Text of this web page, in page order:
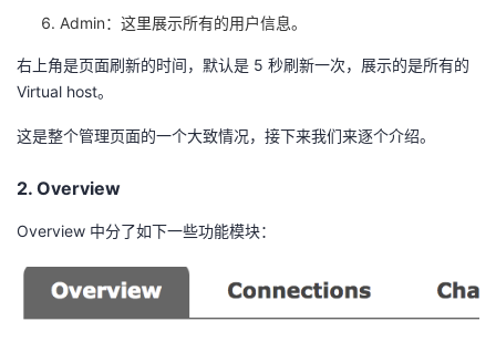
课
程
的
认
证
我
的
实
验
我
的
收
藏
术
支
持
云
声
建
议
Admin：这里展示所有的用户信息。
右上角是页面刷新的时间，默认是 5 秒刷新一次，展示的是所有的
Virtual host。
这是整个管理页面的一个大致情况，接下来我们来逐个介绍。
2. Overview
Overview 中分了如下一些功能模块：